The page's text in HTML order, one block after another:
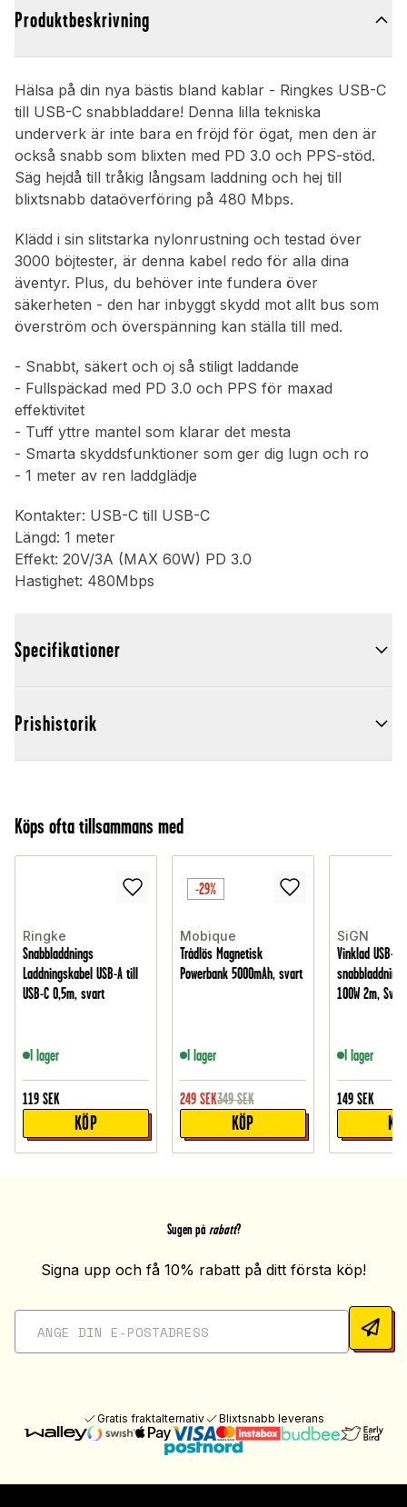
Produktbeskrivning
Hälsa på din nya bästis bland kablar - Ringkes USB-C
till USB-C snabbladdare! Denna lilla tekniska
underverk är inte bara en fröjd för ögat, men den är
också snabb som blixten med PD 3.0 och PPS-stöd.
Säg hejdå till tråkig långsam laddning och hej till
blixtsnabb dataöverföring på 480 Mbps.
Klädd i sin slitstarka nylonrustning och testad över
3000 böjtester, är denna kabel redo för alla dina
äventyr. Plus, du behöver inte fundera över
säkerheten - den har inbyggt skydd mot allt bus som
överström och överspänning kan ställa till med.
- Snabbt, säkert och oj så stiligt laddande
- Fullspäckad med PD 3.0 och PPS för maxad
effektivitet
- Tuff yttre mantel som klarar det mesta
- Smarta skyddsfunktioner som ger dig lugn och ro
- 1 meter av ren laddglädje
Kontakter: USB-C till USB-C
Längd: 1 meter
Effekt: 20V/3A (MAX 60W) PD 3.0
Hastighet: 480Mbps
Specifikationer
Prishistorik
Köps ofta tillsammans med
Ringke
Snabbladdnings
Laddningskabel USB-A till
USB-C 0,5m, svart
I lager
119 SEK
KÖP
-29%
Mobique
Trådlös Magnetisk
Powerbank 5000mAh, svart
I lager
249 SEK349 SEK
KÖP
SiGN
Vinklad USB-C
100W 2m, Svart
I lager
149 SEK
Sugen på rabatt?
Signa upp och få 10% rabatt på ditt första köp!
Gratis fraktalternativ Blixtsnabb leverans